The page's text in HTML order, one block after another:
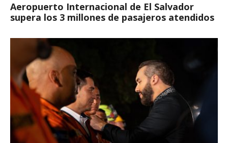
Aeropuerto Internacional de El Salvador
supera los 3 millones de pasajeros atendidos